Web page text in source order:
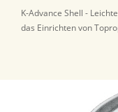
K-Advance Shell -
das Einrichten von